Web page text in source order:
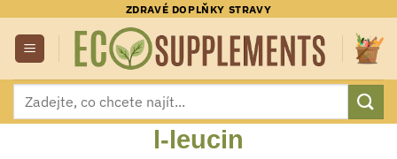
obsah
ZDRAVÉ DOPLŇKY STRAVY
Hledat:
l-leucin